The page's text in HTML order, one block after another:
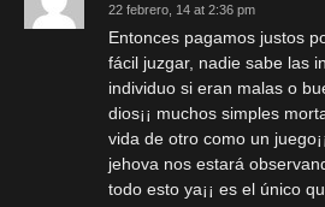
22 febrero, 14 at 2:36 pm
Entonces pagamos justos
fácil juzgar, nadie sabe las
individuo si eran malas o
dios¡¡ muchos simples
vida de otro como un
jehova nos estará
todo esto ya¡¡ es el único